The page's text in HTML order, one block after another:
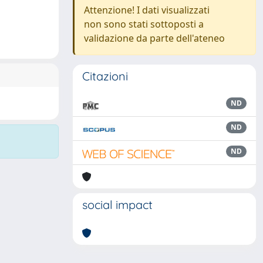
Attenzione! I dati visualizzati
non sono stati sottoposti a
validazione da parte dell'ateneo
Citazioni
ND
ND
ND
social impact